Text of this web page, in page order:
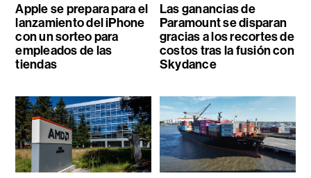
Apple se prepara para el
lanzamiento del iPhone
con un sorteo para
empleados de las
tiendas
Las ganancias de
Paramount se disparan
gracias a los recortes de
costos tras la fusión con
Skydance